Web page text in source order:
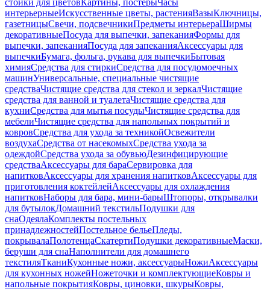
стойки для цветовКартины, постерыЧасы
интерьерныеИскусственные цветы, растенияВазыКлючницы,
газетницыСвечи, подсвечникиПредметы интерьераШирмы
декоративныеПосуда для выпечки, запеканияФормы для
выпечки, запеканияПосуда для запеканияАксессуары для
выпечкиБумага, фольга, рукава для выпечкиБытовая
химияСредства для стиркиСредства для посудомоечных
машинУниверсальные, специальные чистящие
средстваЧистящие средства для стекол и зеркалЧистящие
средства для ванной и туалетаЧистящие средства для
кухниСредства для мытья посудыЧистящие средства для
мебелиЧистящие средства для напольных покрытий и
ковровСредства для ухода за техникойОсвежители
воздухаСредства от насекомыхСредства ухода за
одеждойСредства ухода за обувьюДезинфицирующие
средстваАксессуары для бараСервировка для
напитковАксессуары для хранения напитковАксессуары для
приготовления коктейлейАксессуары для охлаждения
напитковНаборы для бара, мини-барыШтопоры, открывалки
для бутылокДомашний текстильПодушки для
снаОдеялаКомплекты постельных
принадлежностейПостельное бельеПледы,
покрывалаПолотенцаСкатертиПодушки декоративныеМаски,
беруши для снаНаполнители для домашнего
текстиляТканиКухонные ножи, аксессуарыНожиАксессуары
для кухонных ножейНожеточки и комплектующиеКовры и
напольные покрытияКовры, циновки, шкурыКовры,